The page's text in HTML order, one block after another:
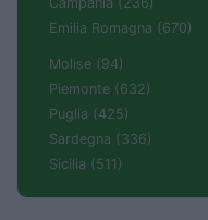
Emilia Romagna (670)
Molise (94)
Piemonte (632)
Puglia (425)
Sardegna (336)
Sicilia (511)